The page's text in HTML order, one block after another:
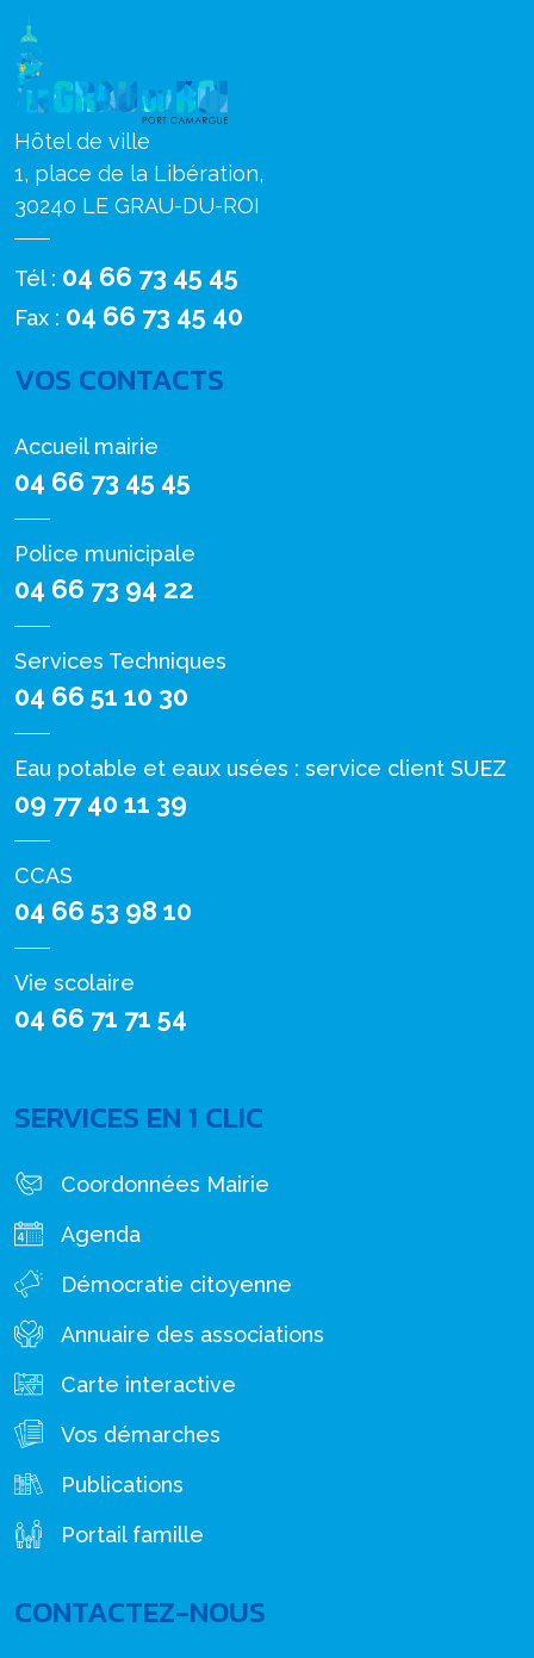
Hôtel de ville
1, place de la Libération,
30240 LE GRAU-DU-ROI
Tél : 04 66 73 45 45
Fax : 04 66 73 45 40
VOS CONTACTS
Accueil mairie
04 66 73 45 45
Police municipale
04 66 73 94 22
Services Techniques
04 66 51 10 30
Eau potable et eaux usées : service client SUEZ
09 77 40 11 39
CCAS
04 66 53 98 10
Vie scolaire
04 66 71 71 54
SERVICES EN 1 CLIC
Coordonnées Mairie
Agenda
Démocratie citoyenne
Annuaire des associations
Carte interactive
Vos démarches
Publications
Portail famille
CONTACTEZ-NOUS